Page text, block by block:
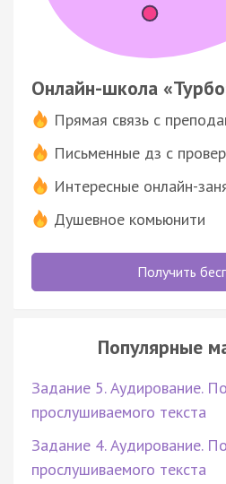
Онлайн-школа
Прямая связь с
Письменные дз с
Интересные онлайн-
Душевное комьюнити
Получить
Популярные
Задание 5. Аудирование.
прослушиваемого текста
Задание 4. Аудирование.
прослушиваемого текста